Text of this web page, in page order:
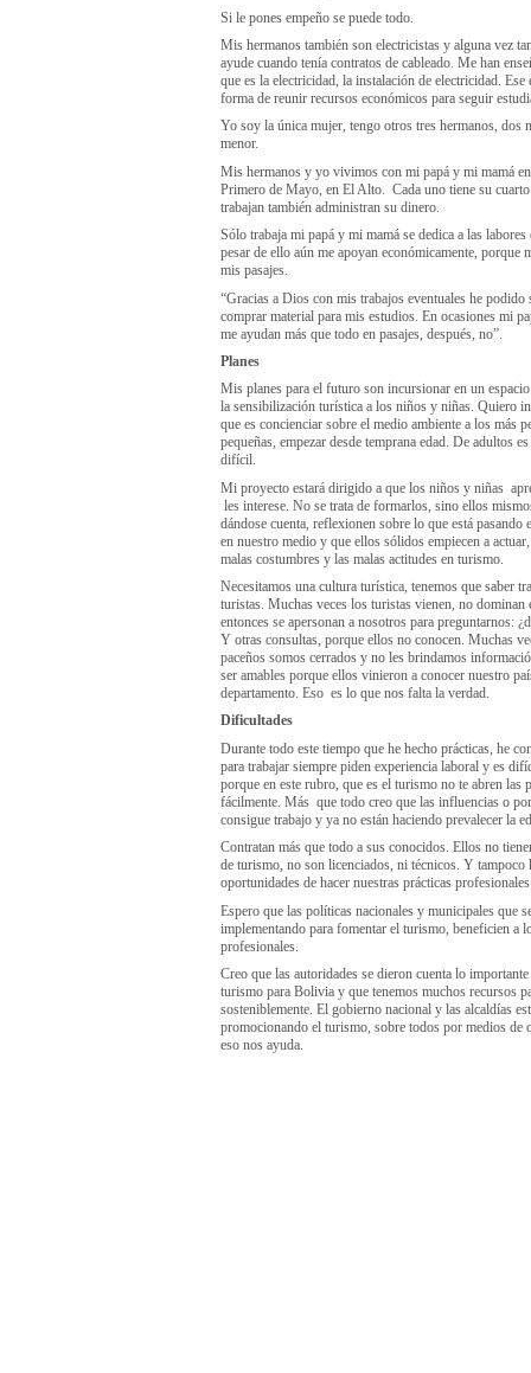
Si le pones empeño se puede todo.
Mis hermanos también son electricistas y alguna vez
ayude cuando tenía contratos de cableado. Me han
que es la electricidad, la instalación de electricidad. Ese
forma de reunir recursos económicos para seguir
Yo soy la única mujer, tengo otros tres hermanos, dos
menor.
Mis hermanos y yo vivimos con mi papá y mi mamá
Primero de Mayo, en El Alto. Cada uno tiene su
trabajan también administran su dinero.
Sólo trabaja mi papá y mi mamá se dedica a las
pesar de ello aún me apoyan económicamente, porque
mis pasajes.
“Gracias a Dios con mis trabajos eventuales he podido
comprar material para mis estudios. En ocasiones mi
me ayudan más que todo en pasajes, después, no”.
Planes
Mis planes para el futuro son incursionar en un
la sensibilización turística a los niños y niñas. Quiero
que es concienciar sobre el medio ambiente a los más
pequeñas, empezar desde temprana edad. De adultos
difícil.
Mi proyecto estará dirigido a que los niños y niñas
les interese. No se trata de formarlos, sino ellos
dándose cuenta, reflexionen sobre lo que está pasando
en nuestro medio y que ellos sólidos empiecen a
malas costumbres y las malas actitudes en turismo.
Necesitamos una cultura turística, tenemos que saber
turistas. Muchas veces los turistas vienen, no dominan
entonces se apersonan a nosotros para preguntarnos:
Y otras consultas, porque ellos no conocen. Muchas
paceños somos cerrados y no les brindamos
ser amables porque ellos vinieron a conocer nuestro
departamento. Eso es lo que nos falta la verdad.
Dificultades
Durante todo este tiempo que he hecho prácticas, he
para trabajar siempre piden experiencia laboral y es
porque en este rubro, que es el turismo no te abren las
fácilmente. Más que todo creo que las influencias o
consigue trabajo y ya no están haciendo prevalecer la
Contratan más que todo a sus conocidos. Ellos no
de turismo, no son licenciados, ni técnicos. Y tampoco
oportunidades de hacer nuestras prácticas
Espero que las políticas nacionales y municipales que
implementando para fomentar el turismo, beneficien a
profesionales.
Creo que las autoridades se dieron cuenta lo importante
turismo para Bolivia y que tenemos muchos recursos
sosteniblemente. El gobierno nacional y las alcaldías
promocionando el turismo, sobre todos por medios de
eso nos ayuda.